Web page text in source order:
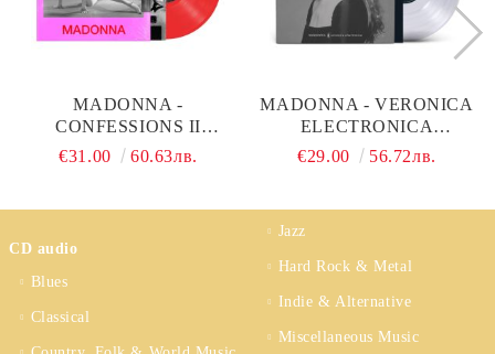
MADONNA -
CONFESSIONS II
(TRANSLUCENT RED
€31.00 60.63лв.
MADONNA - VERONICA
ELECTRONICA
(LIMITED, ULTRA
€29.00 56.72лв.
CD audio
Blues
Classical
Jazz
Hard Rock & Metal
Indie & Alternative
Miscellaneous Music